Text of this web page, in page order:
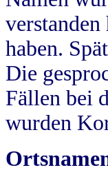
verstanden
haben.
Die
Fällen bei
wurden